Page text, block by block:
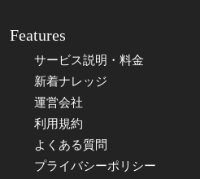
Features
サービス説明・料金
新着ナレッジ
運営会社
利用規約
よくある質問
プライバシーポリシー